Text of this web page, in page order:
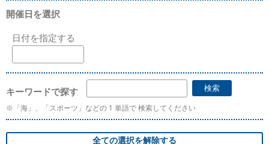
開催日を選択
日付を指定する
キーワードで探す
※「海」、「スポーツ」などの 1 単語で 検索してください